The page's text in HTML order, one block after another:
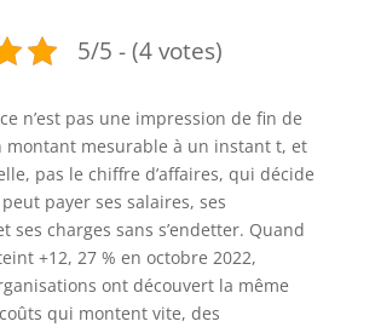
5/5 - (4 votes)
n’est pas une impression de fin de
montant mesurable à un instant t, et
pas le chiffre d’affaires, qui décide
payer ses salaires, ses
ses charges sans s’endetter. Quand
+12, 27 % en octobre 2022,
ont découvert la même
qui montent vite, des